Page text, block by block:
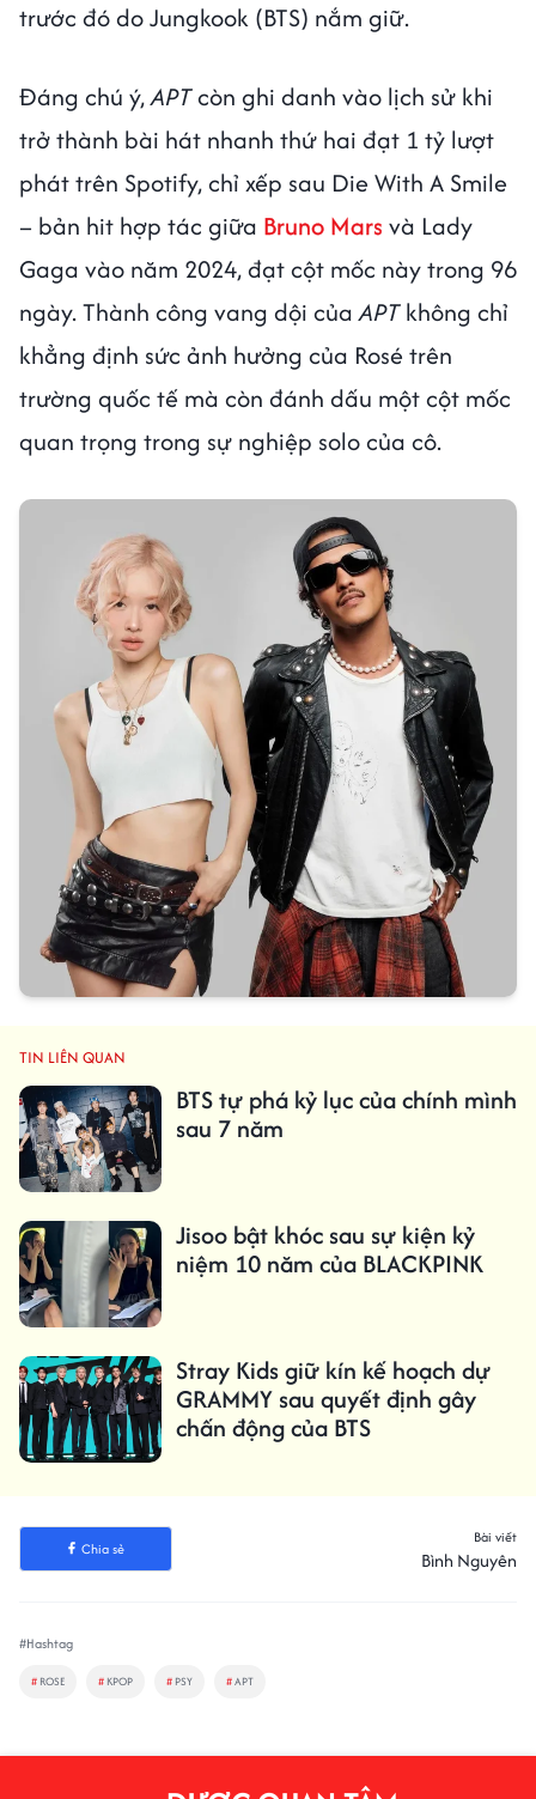
trước đó do Jungkook (BTS) nắm giữ.
Đáng chú ý,APTcòn ghi danh vào lịch sử khi
trở thành bài hát nhanh thứ hai đạt 1 tỷ lượt
phát trên Spotify, chỉ xếp sau Die With A Smile
– bản hit hợp tác giữa Bruno Mars và Lady
Gaga vào năm 2024, đạt cột mốc này trong 96
ngày. Thành công vang dội củaAPTkhông chỉ
khẳng định sức ảnh hưởng của Rosé trên
trường quốc tế mà còn đánh dấu một cột mốc
quan trọng trong sự nghiệp solo của cô.
TIN LIÊN QUAN
BTS tự phá kỷ lục của chính mình
sau 7 năm
Jisoo bật khóc sau sự kiện kỷ
niệm 10 năm của BLACKPINK
Stray Kids giữ kín kế hoạch dự
GRAMMY sau quyết định gây
chấn động của BTS
Chia sẻ
Bài viết
Bình Nguyên
#Hashtag
# ROSE # KPOP # PSY #APT